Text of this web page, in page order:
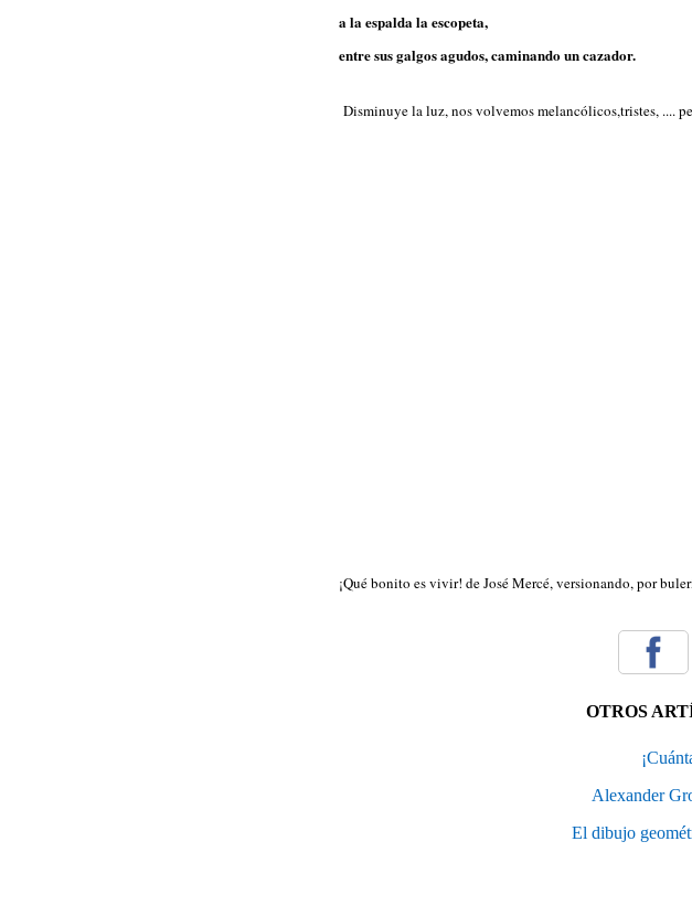
a la espalda la escopeta,
entre sus galgos agudos, caminando un cazador.
Disminuye la luz, nos volvemos melancólicos,tristes, ....
¡Qué bonito es vivir! de José Mercé, versionando, por
OTROS
Alexander
El dibujo